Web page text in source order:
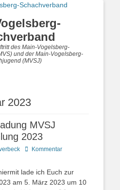
des Main-Vogelsberg-
und der Main-Vogelsberg-
(MVSJ)
2023
MVSJ
2023
Kommentar
lade ich Euch zur
am 5. März 2023 um 10